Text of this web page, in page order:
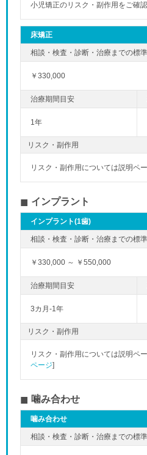
小児矯正のリスク・副作用をご確認
床矯正
￥330,000
1年
リスク・副作用
リスク・副作用については説明ペ
インプラント
インプラント(1歯)
￥330,000 ～ ￥550,000
3カ月-1年
リスク・副作用
リスク・副作用については説明ペ
ページ]
噛み合わせ
噛み合わせ